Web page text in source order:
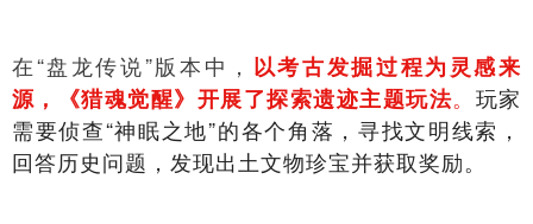
在“盘龙传说”版本中， 以考古发掘过程为灵感来
源，《猎魂觉醒》开展了探索遗迹主题玩法。 玩家
需要侦查“神眠之地”的各个角落，寻找文明线索，
回答历史问题，发现出土文物珍宝并获取奖励。